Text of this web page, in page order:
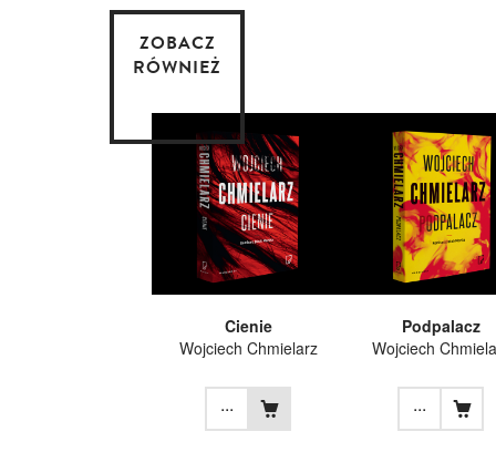
ZOBACZ
RÓWNIEŻ
Cienie
Wojciech Chmielarz
...
Podpalacz
Wojciech
...